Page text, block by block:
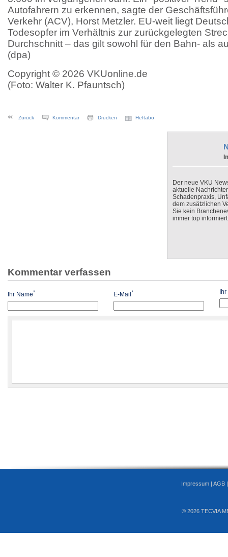
Autofahrern zu erkennen, sagte der
Verkehr (ACV), Horst Metzler. EU-weit liegt
Todesopfer im Verhältnis zur zurückgelegten
Durchschnitt – das gilt sowohl für den Bahn- als
(dpa)
Copyright © 2026 VKUonline.de
(Foto: Walter K. Pfauntsch)
Zurück Kommentar Drucken Heftabo
Der neue VKU
aktuelle
Schadenpraxis,
dem zusätzlichen
Sie kein
immer top
Kommentar verfassen
Ihr Name* E-Mail *
Impressum | AGB
© 2026 TECVIA